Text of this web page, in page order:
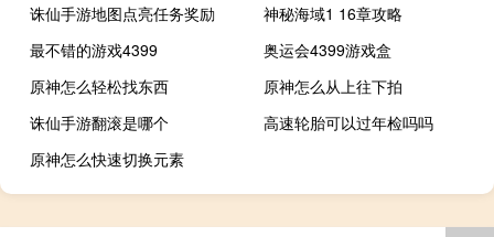
诛仙手游地图点亮任务奖励
神秘海域1 16章攻略
最不错的游戏4399
奥运会4399游戏盒
原神怎么轻松找东西
原神怎么从上往下拍
诛仙手游翻滚是哪个
高速轮胎可以过年检吗吗
原神怎么快速切换元素